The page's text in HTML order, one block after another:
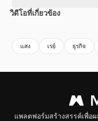
วิดีโอที่เกี่ยวข้อง
แสง เรย์ ธุรกิจ
แพลตฟอร์มสร้างสรรค์เพื่